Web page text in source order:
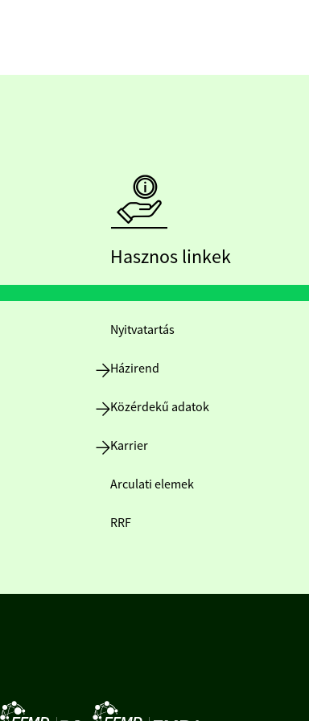
Hasznos linkek
Nyitvatartás
Házirend
Közérdekű adatok
Karrier
Arculati elemek
RRF